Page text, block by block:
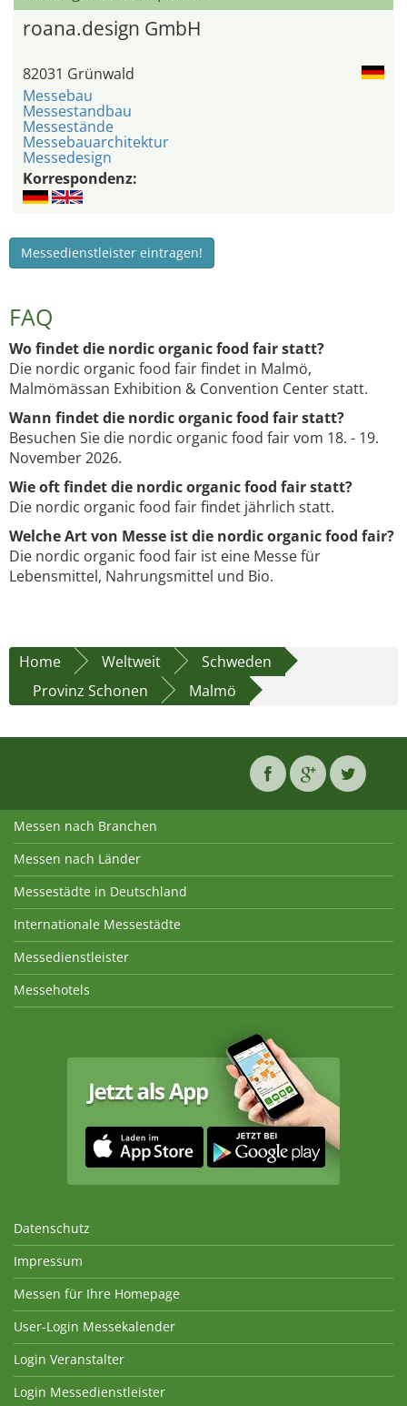
roana.design GmbH
82031 Grünwald
Messebau
Messestandbau
Messestände
Messebauarchitektur
Messedesign
Korrespondenz:
Messedienstleister eintragen!
FAQ
Wo findet die nordic organic food fair statt?
Die nordic organic food fair findet in Malmö,
Malmömässan Exhibition & Convention Center statt.
Wann findet die nordic organic food fair statt?
Besuchen Sie die nordic organic food fair vom 18. - 19.
November 2026.
Wie oft findet die nordic organic food fair statt?
Die nordic organic food fair findet jährlich statt.
Welche Art von Messe ist die nordic organic food fair?
Die nordic organic food fair ist eine Messe für
Lebensmittel, Nahrungsmittel und Bio.
Home Weltweit
Schweden
Provinz Schonen
Malmö
Messen nach Branchen
Messen nach Länder
Messestädte in Deutschland
Internationale Messestädte
Messedienstleister
Messehotels
Datenschutz
Impressum
Messen für Ihre Homepage
User-Login Messekalender
Login Veranstalter
Login Messedienstleister